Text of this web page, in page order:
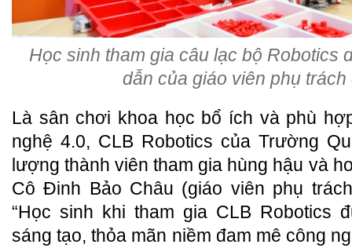
Học sinh tham gia câu lạc bộ Robotics
dẫn của giáo viên phụ
Là sân chơi khoa học bổ ích và phù
nghệ 4.0, CLB Robotics của Trường
lượng thành viên tham gia hùng hậu và
Cô Đinh Bảo Châu (giáo viên phụ
“Học sinh khi tham gia CLB Robotics
sáng tạo, thỏa mãn niềm đam mê công